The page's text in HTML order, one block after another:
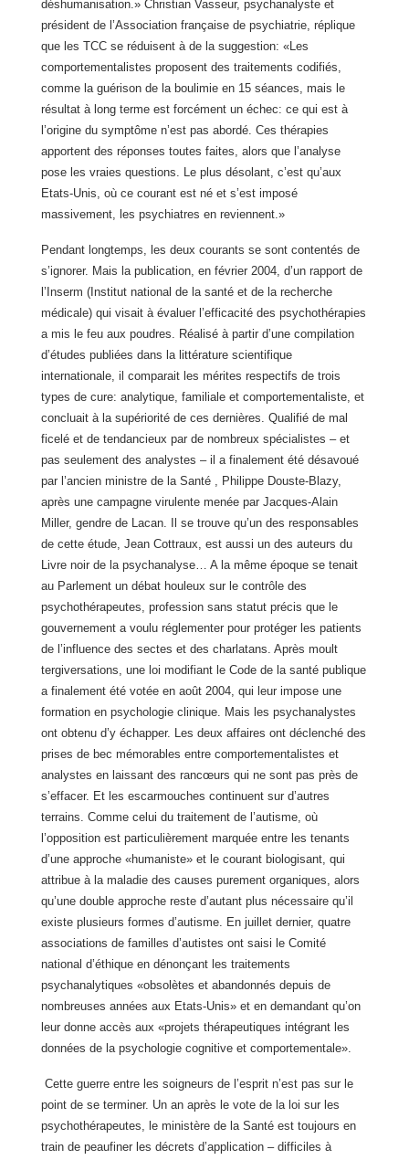
déshumanisation.» Christian Vasseur, psychanalyste et
président de l’Association française de psychiatrie, réplique
que les TCC se réduisent à de la suggestion: «Les
comportementalistes proposent des traitements codifiés,
comme la guérison de la boulimie en 15 séances, mais le
résultat à long terme est forcément un échec: ce qui est à
l’origine du symptôme n’est pas abordé. Ces thérapies
apportent des réponses toutes faites, alors que l’analyse
pose les vraies questions. Le plus désolant, c’est qu’aux
Etats-Unis, où ce courant est né et s’est imposé
massivement, les psychiatres en reviennent.»
Pendant longtemps, les deux courants se sont contentés de
s’ignorer. Mais la publication, en février 2004, d’un rapport de
l’Inserm (Institut national de la santé et de la recherche
médicale) qui visait à évaluer l’efficacité des psychothérapies
a mis le feu aux poudres. Réalisé à partir d’une compilation
d’études publiées dans la littérature scientifique
internationale, il comparait les mérites respectifs de trois
types de cure: analytique, familiale et comportementaliste, et
concluait à la supériorité de ces dernières. Qualifié de mal
ficelé et de tendancieux par de nombreux spécialistes – et
pas seulement des analystes – il a finalement été désavoué
par l’ancien ministre de la Santé , Philippe Douste-Blazy,
après une campagne virulente menée par Jacques-Alain
Miller, gendre de Lacan. Il se trouve qu’un des responsables
de cette étude, Jean Cottraux, est aussi un des auteurs du
Livre noir de la psychanalyse… A la même époque se tenait
au Parlement un débat houleux sur le contrôle des
psychothérapeutes, profession sans statut précis que le
gouvernement a voulu réglementer pour protéger les patients
de l’influence des sectes et des charlatans. Après moult
tergiversations, une loi modifiant le Code de la santé publique
a finalement été votée en août 2004, qui leur impose une
formation en psychologie clinique. Mais les psychanalystes
ont obtenu d’y échapper. Les deux affaires ont déclenché des
prises de bec mémorables entre comportementalistes et
analystes en laissant des rancœurs qui ne sont pas près de
s’effacer. Et les escarmouches continuent sur d’autres
terrains. Comme celui du traitement de l’autisme, où
l’opposition est particulièrement marquée entre les tenants
d’une approche «humaniste» et le courant biologisant, qui
attribue à la maladie des causes purement organiques, alors
qu’une double approche reste d’autant plus nécessaire qu’il
existe plusieurs formes d’autisme. En juillet dernier, quatre
associations de familles d’autistes ont saisi le Comité
national d’éthique en dénonçant les traitements
psychanalytiques «obsolètes et abandonnés depuis de
nombreuses années aux Etats-Unis» et en demandant qu’on
leur donne accès aux «projets thérapeutiques intégrant les
données de la psychologie cognitive et comportementale».
Cette guerre entre les soigneurs de l’esprit n’est pas sur le
point de se terminer. Un an après le vote de la loi sur les
psychothérapeutes, le ministère de la Santé est toujours en
train de peaufiner les décrets d’application – difficiles à